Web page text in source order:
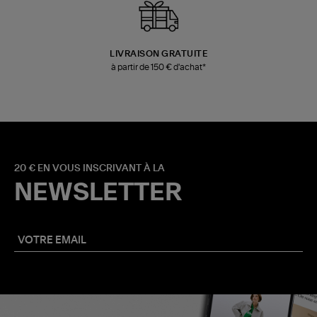
LIVRAISON GRATUITE
à partir de 150 € d'achat*
20 € EN VOUS INSCRIVANT À LA
NEWSLETTER